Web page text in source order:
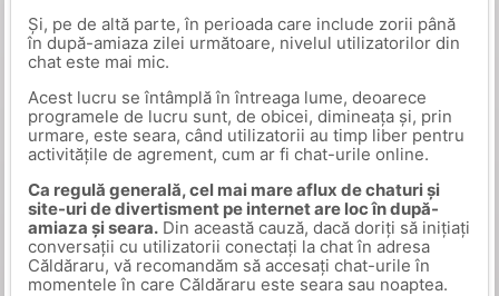
Și, pe de altă parte, în perioada care include zorii până
în după-amiaza zilei următoare, nivelul utilizatorilor din
chat este mai mic.
Acest lucru se întâmplă în întreaga lume, deoarece
programele de lucru sunt, de obicei, dimineața și, prin
urmare, este seara, când utilizatorii au timp liber pentru
activitățile de agrement, cum ar fi chat-urile online.
Ca regulă generală, cel mai mare aflux de chaturi și
site-uri de divertisment pe internet are loc în după-
amiaza și seara.Din această cauză, dacă doriți să inițiați
conversații cu utilizatorii conectați la chat în adresa
Căldăraru, vă recomandăm să accesați chat-urile în
momentele în care Căldăraru este seara sau noaptea.